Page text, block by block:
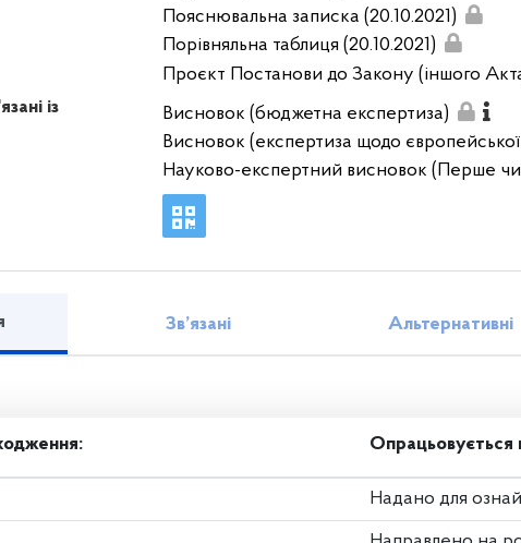
Пояснювальна записка (20.10.2021)
Порівняльна таблиця (20.10.2021)
Проєкт Постанови до Закону (іншого
із
Висновок (бюджетна експертиза)
Висновок (експертиза щодо європейської
Науково-експертний висновок (Перше
Зв’язані Альтернативні
Опрацьовується
Надано для